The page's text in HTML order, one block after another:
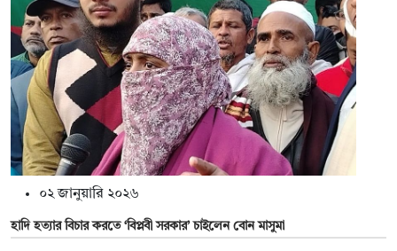
০২ জানুয়ারি ২০২৬
হাদি হত্যার বিচার করতে ‘বিপ্লবী সরকার’ চাইলেন বোন মাসুমা